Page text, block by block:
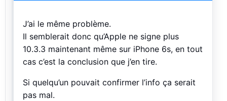
J’ai le même problème.
Il semblerait donc qu’Apple ne signe plus
10.3.3 maintenant même sur iPhone 6s, en tout
cas c’est la conclusion que j’en tire.
Si quelqu’un pouvait confirmer l’info ça serait
pas mal.